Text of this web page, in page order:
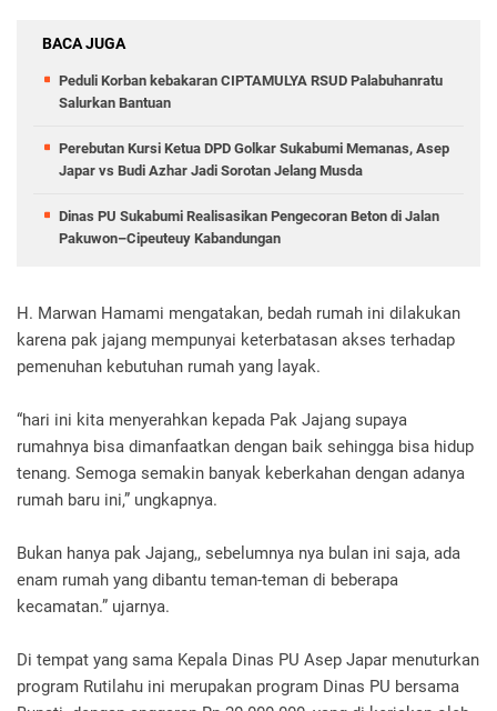
BACA JUGA
Peduli Korban kebakaran CIPTAMULYA RSUD Palabuhanratu
Salurkan Bantuan
Perebutan Kursi Ketua DPD Golkar Sukabumi Memanas, Asep
Japar vs Budi Azhar Jadi Sorotan Jelang Musda
Dinas PU Sukabumi Realisasikan Pengecoran Beton di Jalan
Pakuwon–Cipeuteuy Kabandungan
H. Marwan Hamami mengatakan, bedah rumah ini dilakukan
karena pak jajang mempunyai keterbatasan akses terhadap
pemenuhan kebutuhan rumah yang layak.
“hari ini kita menyerahkan kepada Pak Jajang supaya
rumahnya bisa dimanfaatkan dengan baik sehingga bisa hidup
tenang. Semoga semakin banyak keberkahan dengan adanya
rumah baru ini,” ungkapnya.
Bukan hanya pak Jajang,, sebelumnya nya bulan ini saja, ada
enam rumah yang dibantu teman-teman di beberapa
kecamatan.” ujarnya.
Di tempat yang sama Kepala Dinas PU Asep Japar menuturkan
program Rutilahu ini merupakan program Dinas PU bersama